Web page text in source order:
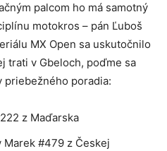
palcom ho má samotný
motokros – pán Ľuboš
MX Open sa uskutočnilo
trati v Gbeloch, poďme sa
priebežného poradia:
z Maďarska
Marek #479 z Českej